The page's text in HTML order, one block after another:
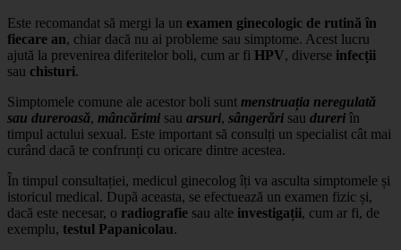
Este recomandat să mergi la un examen ginecologic de rutină în
fiecare an, chiar dacă nu ai probleme sau simptome. Acest lucru
ajută la prevenirea diferitelor boli, cum ar fi HPV, diverse infecții
sau chisturi.
Simptomele comune ale acestor boli sunt menstruația neregulată
sau dureroasă, mâncărimi sau arsuri, sângerări sau dureri în
timpul actului sexual. Este important să consulți un specialist cât mai
curând dacă te confrunți cu oricare dintre acestea.
În timpul consultației, medicul ginecolog îți va asculta simptomele și
istoricul medical. După aceasta, se efectuează un examen fizic și,
dacă este necesar, o radiografie sau alte investigații, cum ar fi, de
exemplu, testul Papanicolau.